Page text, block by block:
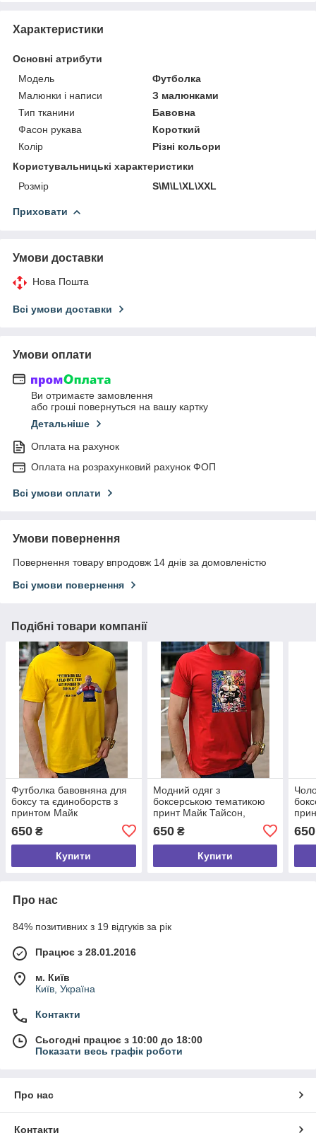
Характеристики
Основні атрибути
Модель
Футболка
Малюнки і написи
З малюнками
Тип тканини
Бавовна
Фасон рукава
Короткий
Колір
Різні кольори
Користувальницькі характеристики
Розмір
S\M\L\XL\XXL
Приховати
Умови доставки
Нова Пошта
Всі умови доставки
Умови оплати
Ви отримаєте замовлення
або гроші повернуться на вашу картку
Детальніше
Оплата на рахунок
Оплата на розрахунковий рахунок ФОП
Всі умови оплати
Умови повернення
Повернення товару впродовж 14 днів за домовленістю
Всі умови повернення
Подібні товари компанії
Футболка бавовняна для
боксу та єдиноборств з
принтом Майк
Тайсон,одяг боксерською
тематикою розмір S
650 ₴
Купити
Модний одяг з
боксерською тематикою
принт Майк Тайсон,
боксерами розмір S
650₴
Купити
650
Про нас
84% позитивних з 19 відгуків за рік
Працює з 28.01.2016
м. Київ
Київ, Україна
Контакти
Сьогодні працює з 10:00 до 18:00
Показати весь графік роботи
Про нас
Контакти